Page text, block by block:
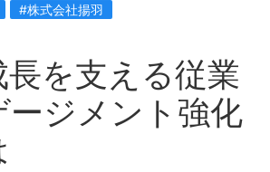
#株式会社揚羽
を支える従業
ージメント強化